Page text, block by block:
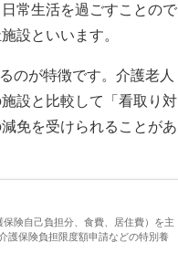
常生活を過ごすことので
設といいます。
のが特徴です。介護老人
設と比較して「看取り対
免を受けられることがあ
険自己負担分、食費、居住費）を主
護保険負担限度額申請などの特別養